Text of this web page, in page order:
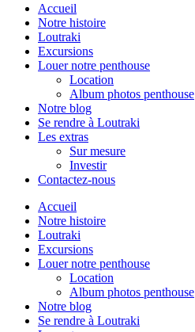
Accueil
Notre histoire
Loutraki
Excursions
Louer notre penthouse
Location
Album photos penthouse
Notre blog
Se rendre à Loutraki
Les extras
Sur mesure
Investir
Contactez-nous
Accueil
Notre histoire
Loutraki
Excursions
Louer notre penthouse
Location
Album photos penthouse
Notre blog
Se rendre à Loutraki